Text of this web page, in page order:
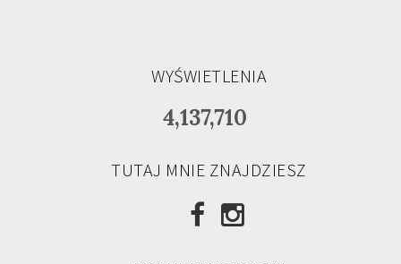
WYŚWIETLENIA
4,137,710
TUTAJ MNIE ZNAJDZIESZ